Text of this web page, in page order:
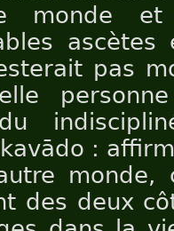
monde
pas
:
monde,
des deux